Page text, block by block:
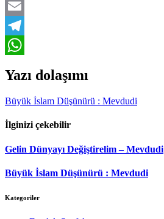
LinkedIn
Email
Telegram
Yazı dolaşımı
Büyük İslam Düşünürü : Mevdudi
İlginizi çekebilir
Gelin Dünyayı Değiştirelim – Mevdudi
Büyük İslam Düşünürü : Mevdudi
Kategoriler